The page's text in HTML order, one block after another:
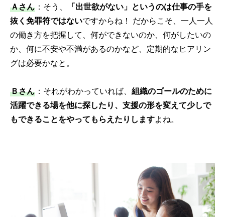
Ａさん ：そう、
「出世欲がない」というのは仕事の手を
抜く免罪符ではないですからね！ だからこそ、一人一人
の働き方を把握して、何ができないのか、何がしたいの
か、何に不安や不満があるのかなど、定期的なヒアリン
グは必要かなと。
Ｂさん ：それがわかっていれば、 組織のゴールのために
活躍できる場を他に探したり、支援の形を変えて少しで
もできることをやってもらえたりしますよね。